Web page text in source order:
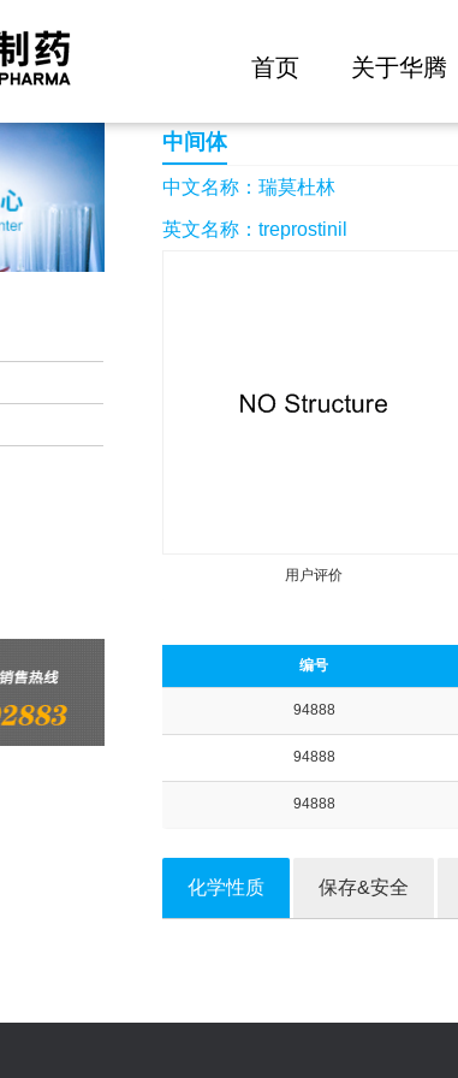
首页 关于华腾
产品中心
中间体
中文名称：瑞莫杜林
英文名称：treprostinil
用户评价
收藏产品
编号
94888
94888
94888
化学性质 保存&安全